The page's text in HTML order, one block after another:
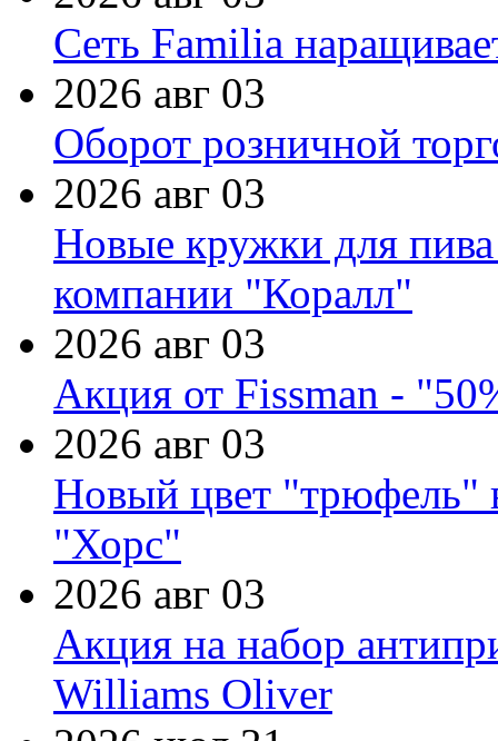
Сеть Familia
2026 авг 03
Оборот розничной
2026 авг 03
Новые кружки для
компании "Коралл"
2026 авг 03
Акция от Fissman -
2026 авг 03
Новый цвет "трюфель"
"Хорс"
2026 авг 03
Акция на набор
Williams Oliver